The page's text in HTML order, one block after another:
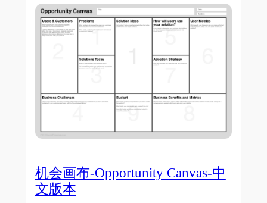
机会画布-Opportunity Canvas-中
文版本